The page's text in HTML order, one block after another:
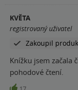
KVĚTA
registrovaný uživatel
Zakoupil
Knížku jsem začala
pohodové čtení.